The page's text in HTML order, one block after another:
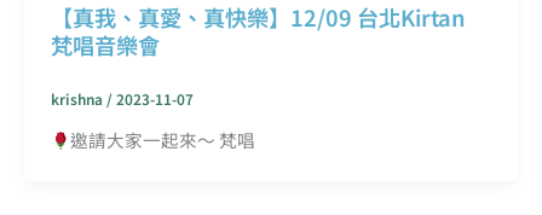
【真我、真愛、真快樂】12/09 台北Kirtan
梵唱音樂會
krishna /2023-11-07
邀請大家一起來～ 梵唱